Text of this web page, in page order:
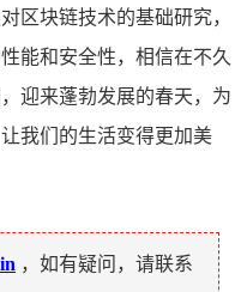
区块链技术的基础研究，
能和安全性，相信在不久
迎来蓬勃发展的春天，为
我们的生活变得更加美
，如有疑问，请联系